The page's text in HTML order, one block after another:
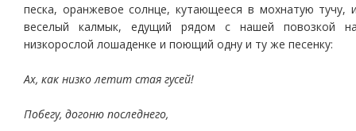
песка, оранжевое солнце, кутающееся в мохнатую тучу,
веселый калмык, едущий рядом с нашей повозкой
низкорослой лошаденке и поющий одну и ту же песенку:
Ах, как низко летит стая гусей!
Побегу, догоню последнего,